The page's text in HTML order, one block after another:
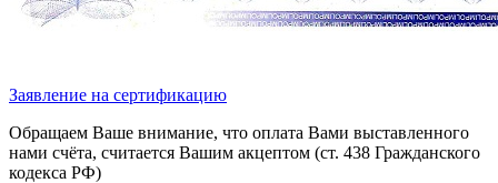
Заявление на сертификацию
Обращаем Ваше внимание, что оплата Вами выставленного
нами счёта, считается Вашим акцептом (ст. 438 Гражданского
кодекса РФ)